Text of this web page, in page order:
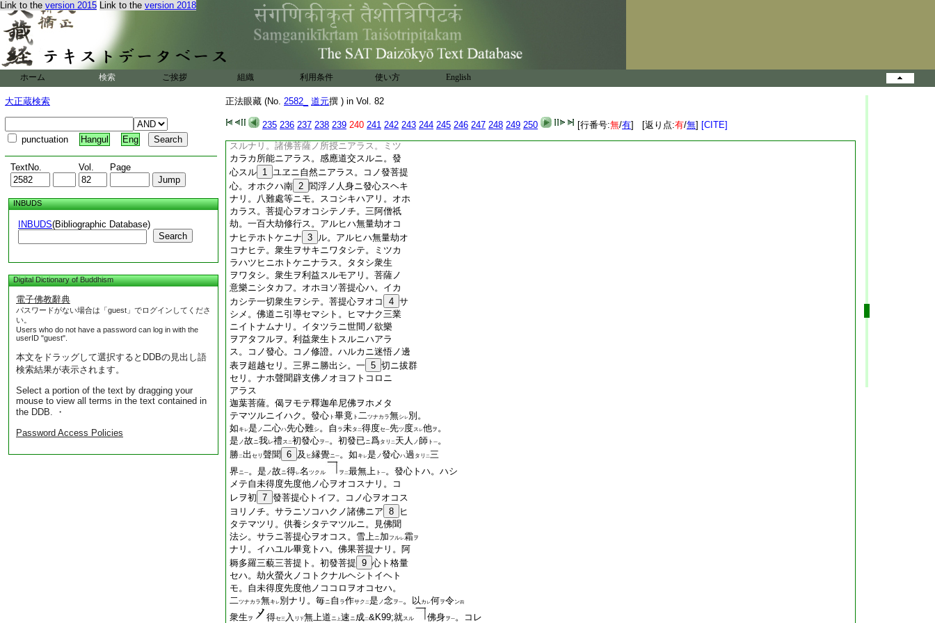
Link to the version 2015 Link to the version 2018
ホーム 検索 ご挨拶 組織 利用条件 使い方 English
大正蔵検索
punctuation Hangul Eng
TextNo. Vol. Page
INBUDS
INBUDS(Bibliographic Database)
Search
Digital Dictionary of Buddhism
電子佛教辭典
パスワードがない場合は「guest」でログインしてくださ
い。
Users who do not have a password can log in with the
userID "guest".
本文をドラッグして選択するとDDBの見出し語
検索結果が表示されます。
Select a portion of the text by dragging your
mouse to view all terms in the text contained in
the DDB. ・
Password Access Policies
正法眼藏 (No. 2582_ 道元撰 ) in Vol. 82
235 236 237 238 239 240 241 242 243 244 245 246 247 248 249 250 [行番号:無/有] [返り点:有/無] [CITE]
ヤシトイフトモ。コノ心ヲオコセハ。ステ
ニ一切衆生ノ導師ナリ。コノ心。モトヨリ
アルニアラス。イマアラタニ歘起スルニ
アラス。一ニアラス。多ニアラス。自然ニア
ラス。凝然ニアラス。ワカ身ノナカニアル
ニアラス。ワカ身ハ心ノナカニアルニア
ラス。コノ心ハ。法界ニ周遍セルニアラス。
前ニアラス。後ニアラス。
26
アルニアラス。
ナキニアラス。自性ニアラス。他性ニアラ
ス。共性ニアラス。無因性ニアラス。シカア
スルナリ。諸佛菩薩ノ所授ニアラス。ミツ
カラカ所能ニアラス。感應道交スルニ。發
心スル 1 ユヱニ自然ニアラス。コノ發菩提
心。オホクハ南 2 閻浮ノ人身ニ發心スヘキ
ナリ。八難處等ニモ。スコシキハアリ。オホ
カラス。菩提心ヲオコシテノチ。三阿僧祇
劫。一百大劫修行ス。アルヒハ無量劫オコ
ナヒテホトケニナ 3 ル。アルヒハ無量劫オ
コナヒテ。衆生ヲサキニワタシテ。ミツカ
ラハツヒニホトケニナラス。タタシ衆生
ヲワタシ。衆生ヲ利益スルモアリ。菩薩ノ
意樂ニシタカフ。オホヨソ菩提心ハ。イカ
カシテ一切衆生ヲシテ。菩提心ヲオコ
4 サ
シメ。佛道ニ引導セマシト。ヒマナク三業
ニイトナムナリ。イタツラニ世間ノ欲樂
ヲアタフルヲ。利益衆生トスルニハアラ
ス。コノ發心。コノ修證。ハルカニ迷悟ノ邊
表ヲ超越セリ。三界ニ勝出シ。一 5 切ニ拔群
セリ。ナホ聲聞辟支佛ノオヨフトコロニ
アラス
迦葉菩薩。偈ヲモテ釋迦牟尼佛ヲホメタ
テマツルニイハク。發心 ト 畢竟 ト 二ツナカラ無シレ別。
如キ レ是 ノ二心ハ先心難シ。 自 ラ未タ 二得度セ一先ツ 度ス レ他ヲ 。
是 ノ故ニ我レ禮 ス 二初發心ヲ一。初發已ニ爲タリ 二 天人 ノ師 ト 一。
勝二出 セリ 聲聞 6 及 ヒ縁覺ニ一。如キ レ是 ノ發心ハ過 タリ 二三
界ニ一。是 ノ故ニ得レ名 ツクル ヲ 二最無上 ト 一。發心トハ。ハシ
メテ自未得度先度他ノ心ヲオコスナリ。コ
レヲ初 7 發菩提心トイフ。コノ心ヲオコス
ヨリノチ。サラニソコハクノ諸佛ニア 8
ヒ
タテマツリ。供養シタテマツルニ。見佛聞
法シ。サラニ菩提心ヲオコス。雪上ニ加 フルレ霜ヲ
ナリ。イハユル畢竟トハ。佛果菩提ナリ。阿
耨多羅三藐三菩提ト。初發菩提 9 心ト格量
セハ。劫火螢火ノコトクナルヘシトイヘト
モ。自未得度先度他ノココロヲオコセハ。
二ツナカラ無キ レ別ナリ。毎ニ自 ラ作サク 二是 ノ念ヲ一。以 カ レ何ヲ令ン四
衆生 ヲ 得セ三 入 リ 下無上道ニ 上速ニ成二&K99;就スル 佛身ヲ一。コレ